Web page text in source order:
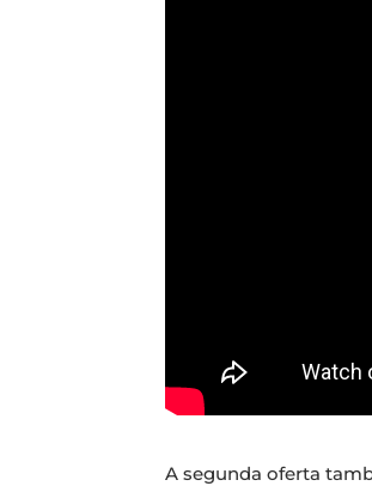
A segunda oferta